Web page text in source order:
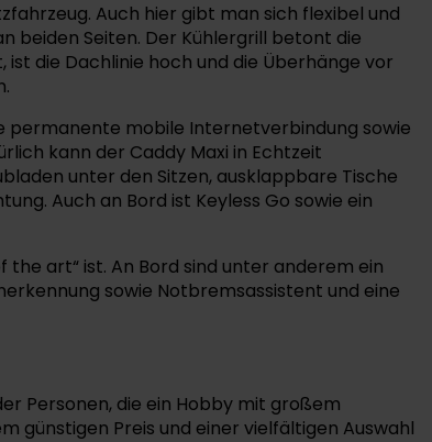
Auch hier gibt man sich flexibel und
beiden Seiten. Der Kühlergrill betont die
die Dachlinie hoch und die Überhänge vor
permanente mobile Internetverbindung sowie
kann der Caddy Maxi in Echtzeit
unter den Sitzen, ausklappbare Tische
Auch an Bord ist Keyless Go sowie ein
art“ ist. An Bord sind unter anderem ein
sowie Notbremsassistent und eine
Personen, die ein Hobby mit großem
günstigen Preis und einer vielfältigen Auswahl